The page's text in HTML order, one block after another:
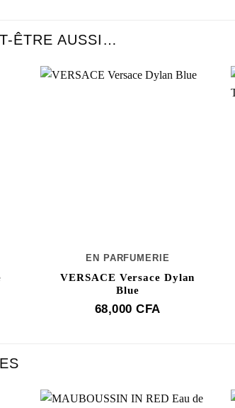
ÊTRE AUSSI…
EN PARFUMERIE
VERSACE Versace Dylan
Blue
68,000CFA